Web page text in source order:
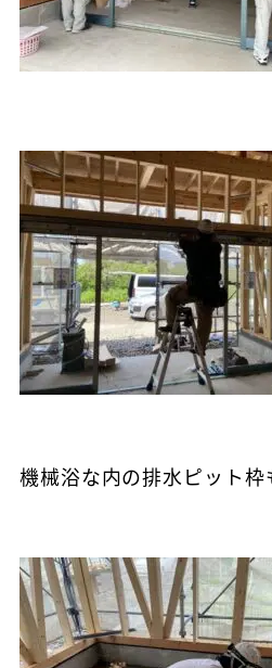
機械浴な内の排水ピット枠